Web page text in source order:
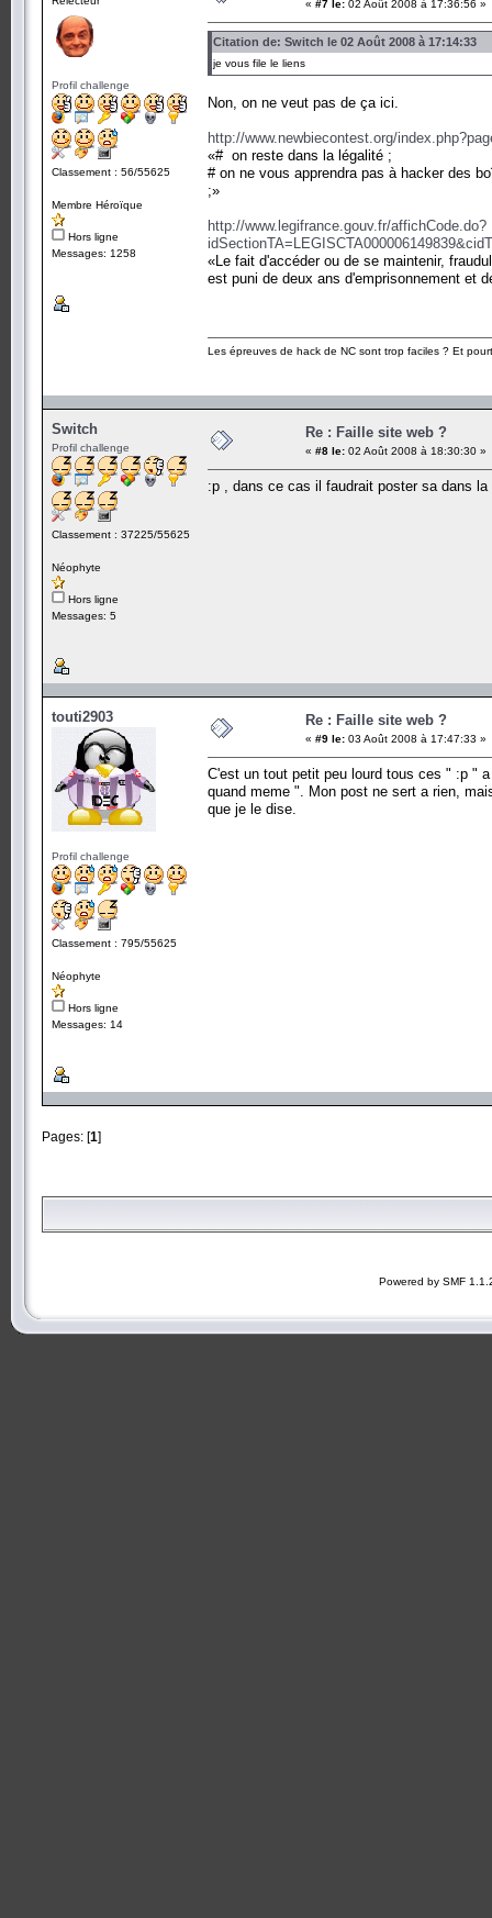
Profil challenge
Classement : 56/55625
Membre Héroïque
Hors ligne
Messages: 1258
« #7 le: 02 Août 2008 à 17:36:56 »
Citation de: Switch le 02 Août 2008 à 17:14:33
je vous file le liens
Non, on ne veut pas de ça ici.
http://www.newbiecontest.org/
«# on reste dans la légalité ;
# on ne vous apprendra pas à hacker des
;»
http://www.legifrance.gouv.fr/affichCode.do?
«Le fait d'accéder ou de se maintenir,
est puni de deux ans d'emprisonnement et
Les épreuves de hack de NC sont trop faciles ? Et
Switch
Profil challenge
Classement : 37225/55625
Néophyte
Hors ligne
Messages: 5
Re : Faille site web ?
« #8 le: 02 Août 2008 à 18:30:30 »
:p , dans ce cas il faudrait poster sa dans
touti2903
Profil challenge
Classement : 795/55625
Néophyte
Hors ligne
Messages: 14
Re : Faille site web ?
« #9 le: 03 Août 2008 à 17:47:33 »
C'est un tout petit peu lourd tous ces " :p "
quand meme ". Mon post ne sert a rien,
que je le dise.
Pages: [1]
Powered by SMF